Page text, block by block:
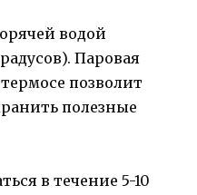
водой
Паровая
позволит
полезные
в течение 5-10